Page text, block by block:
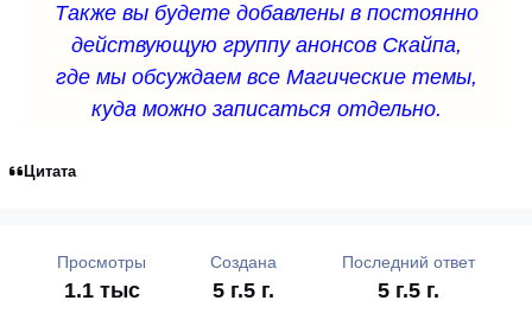
Также вы будете добавлены в постоянно
действующую группу анонсов Скайпа,
где мы обсуждаем все Магические темы,
куда можно записаться отдельно.
Цитата
Просмотры
1.1 тыс
Создана
5 г.5 г.
Последний ответ
5 г.5 г.